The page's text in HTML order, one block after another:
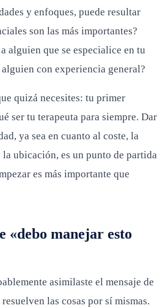
y enfoques, puede resultar
son las más importantes?
alguien que se especialice en tu
con experiencia general?
quizá necesites: tu primer
ser tu terapeuta para siempre. Dar
ya sea en cuanto al coste, la
ubicación, es un punto de partida
es más importante que
«debo manejar esto
asimilaste el mensaje de
las cosas por sí mismas.